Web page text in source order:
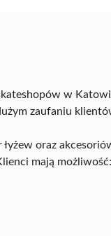
w
zaufaniu
oraz
mają możliwość: